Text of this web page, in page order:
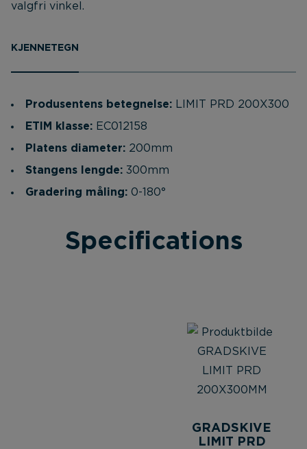
valgfri vinkel.
KJENNETEGN
Produsentens betegnelse: LIMIT PRD 200X300
ETIM klasse: EC012158
Platens diameter: 200mm
Stangens lengde: 300mm
Gradering måling: 0-180°
Specifications
GRADSKIVE
LIMIT PRD